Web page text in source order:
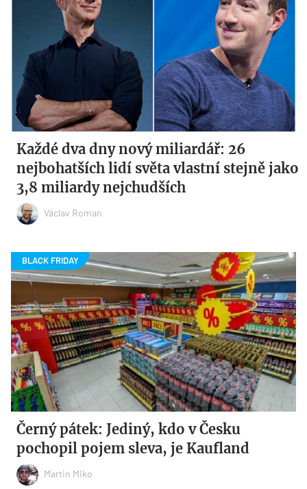
Každé dva dny nový miliardář: 26
nejbohatších lidí světa vlastní stejně jako
3,8 miliardy nejchudších
Václav Roman
Černý pátek: Jediný, kdo v Česku
pochopil pojem sleva, je Kaufland
Martin Miko